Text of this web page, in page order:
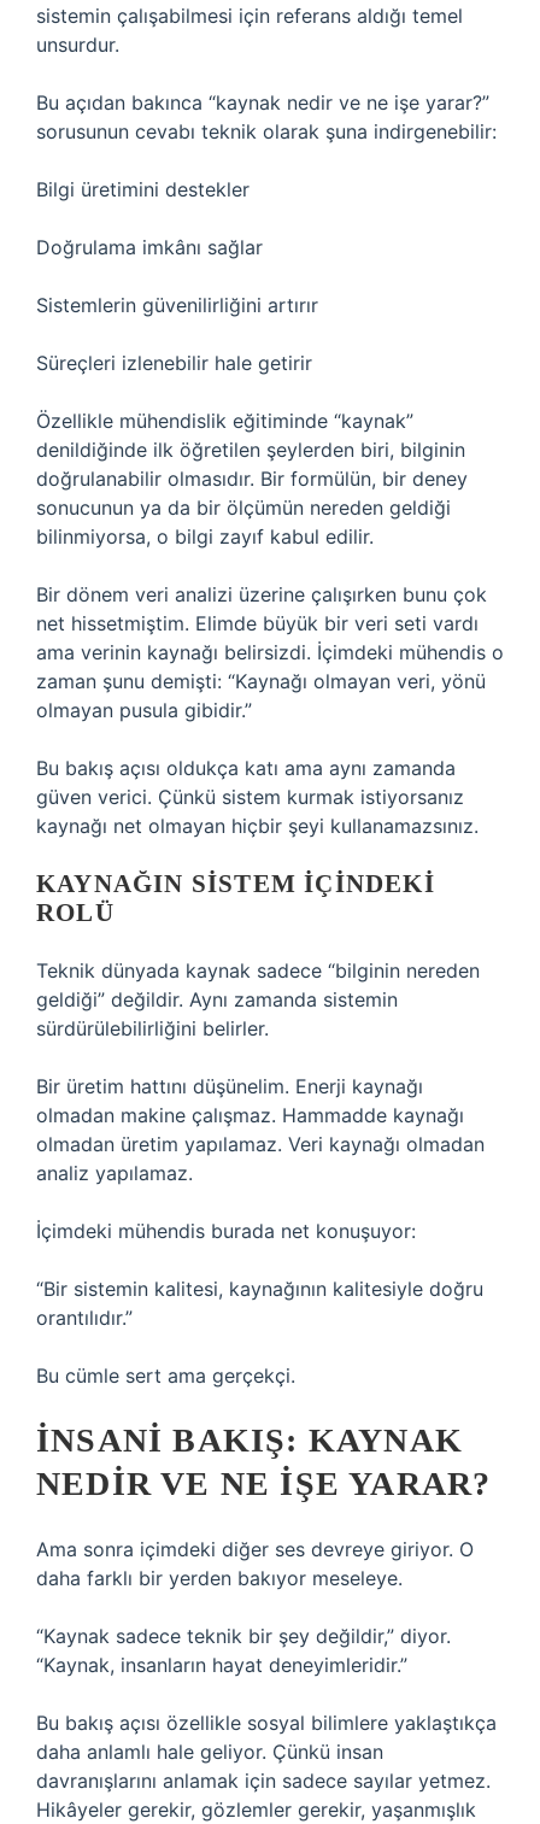
sistemin çalışabilmesi için referans aldığı temel
unsurdur.
Bu açıdan bakınca “kaynak nedir ve ne işe yarar?”
sorusunun cevabı teknik olarak şuna indirgenebilir:
Bilgi üretimini destekler
Doğrulama imkânı sağlar
Sistemlerin güvenilirliğini artırır
Süreçleri izlenebilir hale getirir
Özellikle mühendislik eğitiminde “kaynak”
denildiğinde ilk öğretilen şeylerden biri, bilginin
doğrulanabilir olmasıdır. Bir formülün, bir deney
sonucunun ya da bir ölçümün nereden geldiği
bilinmiyorsa, o bilgi zayıf kabul edilir.
Bir dönem veri analizi üzerine çalışırken bunu çok
net hissetmiştim. Elimde büyük bir veri seti vardı
ama verinin kaynağı belirsizdi. İçimdeki mühendis o
zaman şunu demişti: “Kaynağı olmayan veri, yönü
olmayan pusula gibidir.”
Bu bakış açısı oldukça katı ama aynı zamanda
güven verici. Çünkü sistem kurmak istiyorsanız
kaynağı net olmayan hiçbir şeyi kullanamazsınız.
KAYNAĞIN SISTEM IÇINDEKI
ROLÜ
Teknik dünyada kaynak sadece “bilginin nereden
geldiği” değildir. Aynı zamanda sistemin
sürdürülebilirliğini belirler.
Bir üretim hattını düşünelim. Enerji kaynağı
olmadan makine çalışmaz. Hammadde kaynağı
olmadan üretim yapılamaz. Veri kaynağı olmadan
analiz yapılamaz.
İçimdeki mühendis burada net konuşuyor:
“Bir sistemin kalitesi, kaynağının kalitesiyle doğru
orantılıdır.”
Bu cümle sert ama gerçekçi.
İNSANI BAKIŞ: KAYNAK
NEDIR VE NE IŞE YARAR?
Ama sonra içimdeki diğer ses devreye giriyor. O
daha farklı bir yerden bakıyor meseleye.
“Kaynak sadece teknik bir şey değildir,” diyor.
“Kaynak, insanların hayat deneyimleridir.”
Bu bakış açısı özellikle sosyal bilimlere yaklaştıkça
daha anlamlı hale geliyor. Çünkü insan
davranışlarını anlamak için sadece sayılar yetmez.
Hikâyeler gerekir, gözlemler gerekir, yaşanmışlık